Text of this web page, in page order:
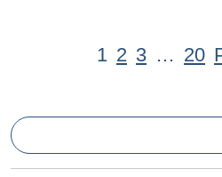
1 2 3 … 20
Pesquisar